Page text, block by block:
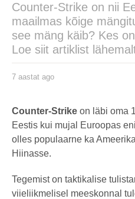
Counter-Strike on nii
maailmas kõige
see mäng käib? Kes
Loe siit artiklist
msavi
7 aastat ago
t
t
a
g
Counter-Strike on läbi oma
Eestis kui mujal Euroopas
olles populaarne ka
Hiinasse.
Tegemist on taktikalise
viieliikmelisel meeskonnal